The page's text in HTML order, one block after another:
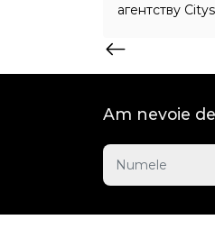
агентству
квартиры в
Николай
показы
всех этапах
необходимых
Am nevoie